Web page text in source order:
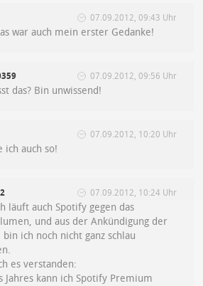
07.09.2012, 09:43 Uhr
war auch mein erster Gedanke!
07.09.2012, 09:56 Uhr
das? Bin unwissend!
07.09.2012, 10:20 Uhr
ich auch so!
07.09.2012, 10:24 Uhr
läuft auch Spotify gegen das
und aus der Ankündigung der
bin ich noch nicht ganz schlau
es verstanden:
Jahres kann ich Spotify Premium